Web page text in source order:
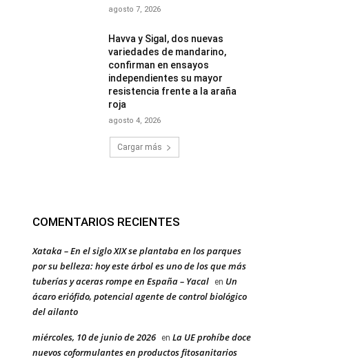
agosto 7, 2026
Havva y Sigal, dos nuevas
variedades de mandarino,
confirman en ensayos
independientes su mayor
resistencia frente a la araña
roja
agosto 4, 2026
Cargar más
COMENTARIOS RECIENTES
Xataka – En el siglo XIX se plantaba en los parques
por su belleza: hoy este árbol es uno de los que más
tuberías y aceras rompe en España – Yacal
en Un
ácaro eriófido, potencial agente de control biológico
del ailanto
miércoles, 10 de junio de 2026 en La UE prohíbe doce
nuevos coformulantes en productos fitosanitarios